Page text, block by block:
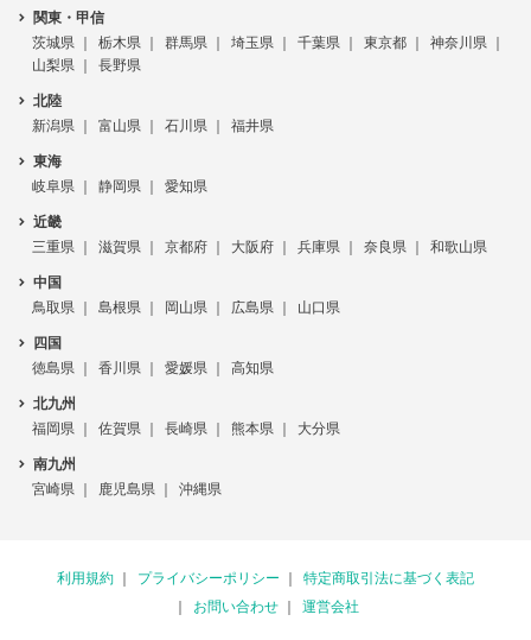
関東・甲信
茨城県
栃木県 群馬県 埼玉県 千葉県 東京都
神奈川県
山梨県
長野県
北陸
新潟県
富山県 石川県 福井県
東海
岐阜県
静岡県 愛知県
近畿
三重県
滋賀県 京都府 大阪府 兵庫県 奈良県 和歌山県
中国
鳥取県
島根県 岡山県 広島県 山口県
四国
徳島県
香川県 愛媛県 高知県
北九州
福岡県
佐賀県 長崎県 熊本県 大分県
南九州
宮崎県
鹿児島県 沖縄県
利用規約 プライバシーポリシー
特定商取引法に基づく表記
お問い合わせ
運営会社